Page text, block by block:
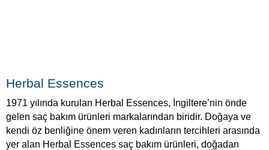
Herbal Essences
1971 yılında kurulan Herbal Essences, İngiltere’nin önde
gelen saç bakım ürünleri markalarından biridir. Doğaya ve
kendi öz benliğine önem veren kadınların tercihleri arasında
yer alan Herbal Essences saç bakım ürünleri, doğadan